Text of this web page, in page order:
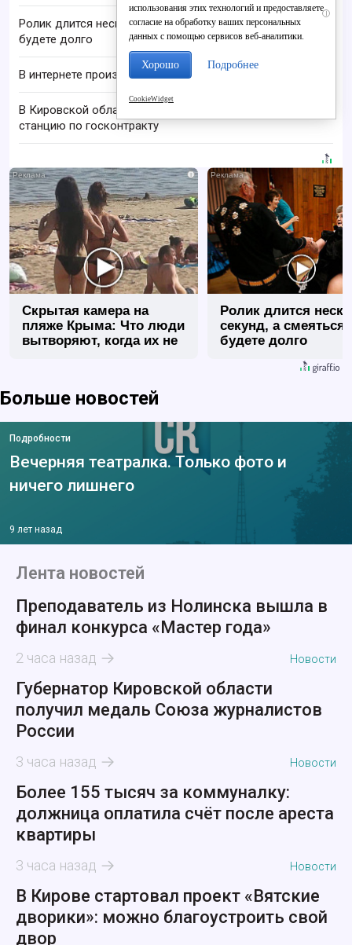
i
Ролик длится несколько секунд, а смеяться вы
будете долго
В интернете произошёл масштабный сбой
В Кировской области запустили первую базовую
станцию по госконтракту
i
Скрытая камера на
пляже Крыма: Что люди
вытворяют, когда их не
Ролик длится
секунд, а смеяться
будете долго
Больше новостей
Подробности
Вечерняя театралка. Только фото и
ничего лишнего
9 лет назад
Лента новостей
Преподаватель из Нолинска вышла в
финал конкурса «Мастер года»
2 часа назад Новости
Губернатор Кировской области
получил медаль Союза журналистов
России
3 часа назад Новости
Более 155 тысяч за коммуналку:
должница оплатила счёт после ареста
квартиры
3 часа назад Новости
В Кирове стартовал проект «Вятские
дворики»: можно благоустроить свой
двор
использования этих технологий и предоставляете
согласие на обработку ваших персональных
данных с помощью сервисов веб-аналитики.
Хорошо Подробнее
CookieWidget